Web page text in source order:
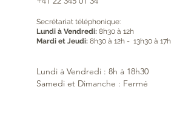
Secrétariat téléphonique:
Lundi à Vendredi: 8h30 à 12h
Mardi et Jeudi: 8h30 à 12h - 13h30 à 17h
Lundi à Vendredi : 8h à 18h30
Samedi et Dimanche : Fermé